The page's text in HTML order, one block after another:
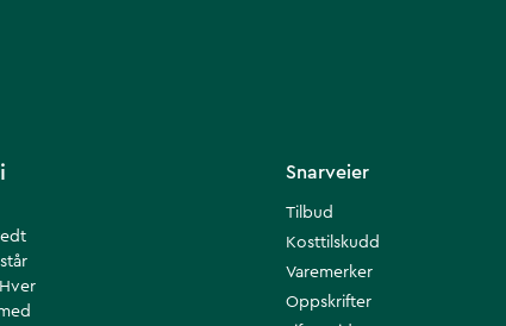
Snarveier
Tilbud
Kosttilskudd
Varemerker
Oppskrifter